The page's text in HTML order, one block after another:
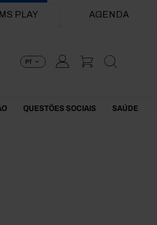
PLAY AGENDA
PT
QUESTÕES SOCIAIS SAÚDE